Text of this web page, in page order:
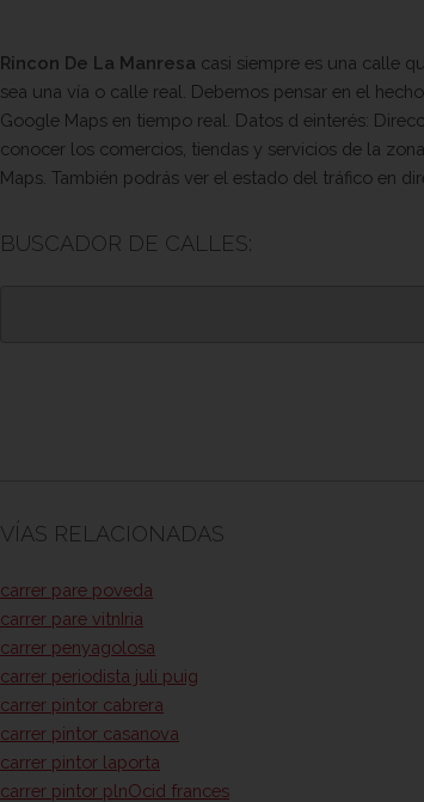
Rincon De La Manresa casi siempre es una calle
sea una vía o calle real. Debemos pensar en el
Google Maps en tiempo real. Datos d einterés:
conocer los comercios, tiendas y servicios de la
Maps. También podrás ver el estado del tráfico en
BUSCADOR DE CALLES:
VÍAS RELACIONADAS
carrer pare poveda
carrer pare vitnIria
carrer penyagolosa
carrer periodista juli puig
carrer pintor cabrera
carrer pintor casanova
carrer pintor laporta
carrer pintor plnOcid frances